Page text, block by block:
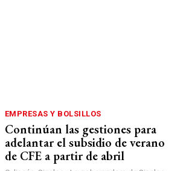
EMPRESAS Y BOLSILLOS
Continúan las gestiones para
adelantar el subsidio de verano
de CFE a partir de abril